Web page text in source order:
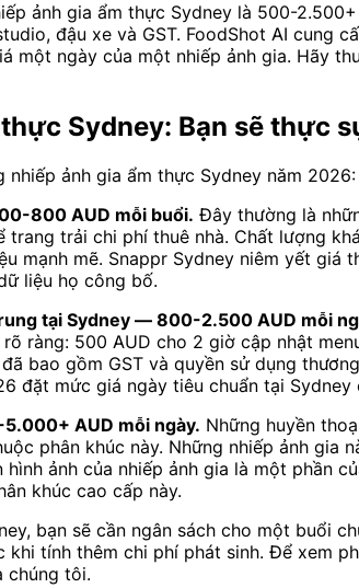
ảnh gia ẩm thực Sydney là 500-
đậu xe và GST. FoodShot AI cung
một ngày của một nhiếp ảnh gia. Hãy
Sydney: Bạn sẽ thực
ảnh gia ẩm thực Sydney năm 2026:
800 AUD mỗi buổi. Đây thường là
trải chi phí thuê nhà. Chất lượng
mạnh mẽ. Snappr Sydney niêm yết
liệu họ công bố.
tại Sydney — 800-2.500 AUD mỗi
ràng: 500 AUD cho 2 giờ cập nhật
bao gồm GST và quyền sử dụng
đặt mức giá ngày tiêu chuẩn tại
AUD mỗi ngày. Những huyền
phân khúc này. Những nhiếp ảnh
ảnh của nhiếp ảnh gia là một phần
khúc cao cấp này.
bạn sẽ cần ngân sách cho một buổi
tính thêm chi phí phát sinh. Để xem
chúng tôi.